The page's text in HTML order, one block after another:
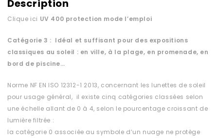
Description
Clique ici UV 400 protection mode l’emploi
Catégorie 3 : Idéal et suffisant pour des expositions
classiques au soleil : en ville, à la plage, en promenade, en
bord de piscine…
Norme NF EN ISO 12312-1 2013, concernant les lunettes de soleil
pour usage général, il existe cinq catégories classées selon
une échelle allant de 0 à 4, selon le pourcentage croissant de
lumière filtrée :
la catégorie 0 associée au symbole d’un nuage ne protège